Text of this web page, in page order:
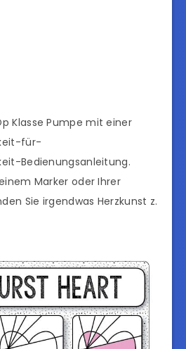
Klasse Pumpe mit einer
für-
Bedienungsanleitung.
Marker oder Ihrer
Sie irgendwas Herzkunst z.